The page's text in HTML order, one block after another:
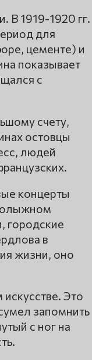
В 1919-1920 гг.
для
цементе) и
показывает
с
счету,
остовцы
людей
концерты
городские
в
жизни, оно
Это
запомнить
с ног на